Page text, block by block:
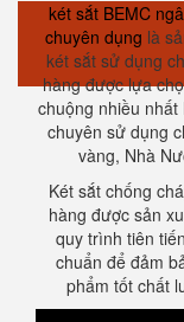
két sắt BEMC
chuyên dụng là
két sắt sử dụng
hàng được lựa
chuộng nhiều nhất
chuyên sử dụng
vàng, Nhà
Két sắt chống
hàng được sản
quy trình tiên
chuẩn để đảm
phẩm tốt chất